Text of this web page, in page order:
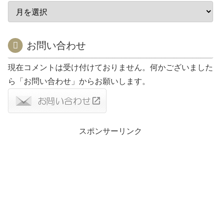
お問い合わせ
現在コメントは受け付けておりません。何かございました
ら「お問い合わせ」からお願いします。
スポンサーリンク